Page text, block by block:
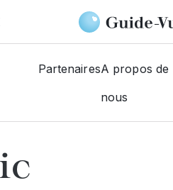
PartenairesA propos de
nous
Frédéric